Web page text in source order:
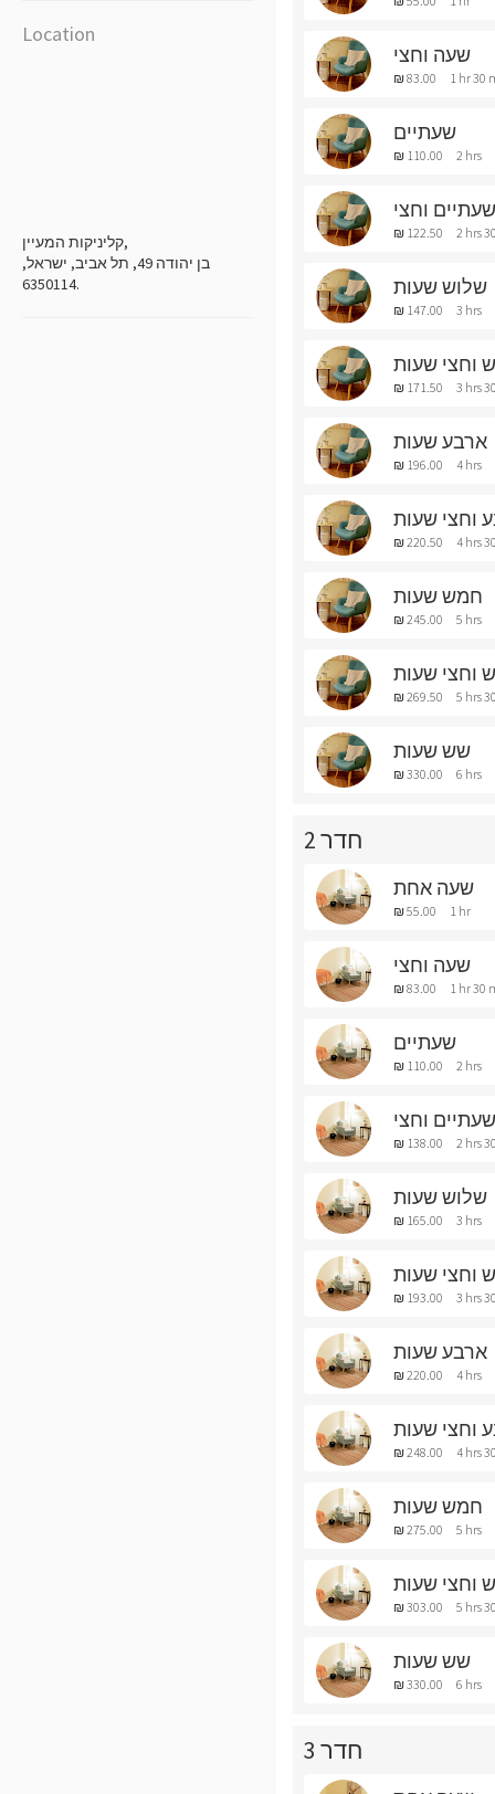
Location
קליניקות המעיין,
בן יהודה 49, תל אביב, ישראל,
6350114.
שעה וחצי
₪ 83.00 1 hr 30
שעתיים
₪ 110.00 2 hrs
שעתיים וחצי
₪ 122.50 2 hrs
שלוש שעות
₪ 147.00 3 hrs
וחצי שעות
₪ 171.50 3 hrs
ארבע שעות
₪ 196.00 4 hrs
וחצי שעות
₪ 220.50 4 hrs
חמש שעות
₪ 245.00 5 hrs
וחצי שעות
₪ 269.50 5 hrs
שש שעות
₪ 330.00 6 hrs
חדר 2
שעה אחת
₪ 55.00 1 hr
שעה וחצי
₪ 83.00 1 hr 30
שעתיים
₪ 110.00 2 hrs
שעתיים וחצי
₪ 138.00 2 hrs
שלוש שעות
₪ 165.00 3 hrs
וחצי שעות
₪ 193.00 3 hrs
ארבע שעות
₪ 220.00 4 hrs
וחצי שעות
₪ 248.00 4 hrs
חמש שעות
₪ 275.00 5 hrs
וחצי שעות
₪ 303.00 5 hrs
שש שעות
₪ 330.00 6 hrs
חדר 3